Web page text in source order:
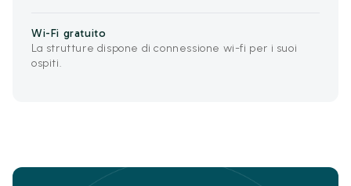
Wi-Fi gratuito
La strutture dispone di connessione wi-fi per i suoi
ospiti.